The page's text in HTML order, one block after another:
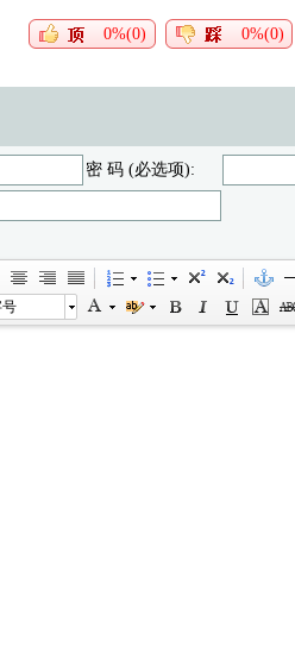
0%(0) 0%(0)
密 码 (必选项):